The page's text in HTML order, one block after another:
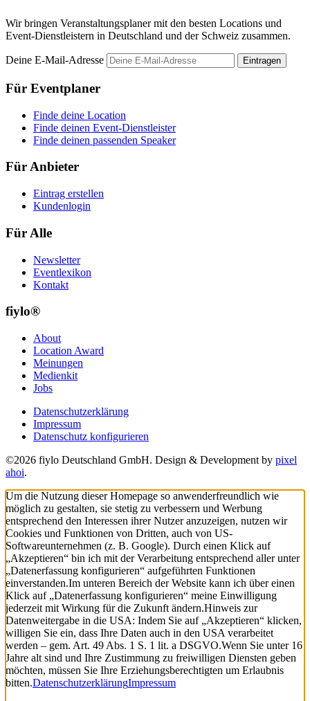
Wir bringen Veranstaltungsplaner mit den besten Locations und
Event-Dienstleistern in Deutschland und der Schweiz zusammen.
Deine E-Mail-Adresse Eintragen
Für Eventplaner
Finde deine Location
Finde deinen Event-Dienstleister
Finde deinen passenden Speaker
Für Anbieter
Eintrag erstellen
Kundenlogin
Für Alle
Newsletter
Eventlexikon
Kontakt
fiylo®
About
Location Award
Meinungen
Medienkit
Jobs
Datenschutzerklärung
Impressum
Datenschutz konfigurieren
©2026 fiylo Deutschland GmbH. Design & Development by pixel
ahoi.
Um die Nutzung dieser Homepage so anwenderfreundlich wie
möglich zu gestalten, sie stetig zu verbessern und Werbung
entsprechend den Interessen ihrer Nutzer anzuzeigen, nutzen wir
Cookies und Funktionen von Dritten, auch von US-
Softwareunternehmen (z. B. Google). Durch einen Klick auf
„Akzeptieren“ bin ich mit der Verarbeitung entsprechend aller unter
„Datenerfassung konfigurieren“ aufgeführten Funktionen
einverstanden.Im unteren Bereich der Website kann ich über einen
Klick auf „Datenerfassung konfigurieren“ meine Einwilligung
jederzeit mit Wirkung für die Zukunft ändern.Hinweis zur
Datenweitergabe in die USA: Indem Sie auf „Akzeptieren“ klicken,
willigen Sie ein, dass Ihre Daten auch in den USA verarbeitet
werden – gem. Art. 49 Abs. 1 S. 1 lit. a DSGVO.Wenn Sie unter 16
Jahre alt sind und Ihre Zustimmung zu freiwilligen Diensten geben
möchten, müssen Sie Ihre Erziehungsberechtigten um Erlaubnis
bitten.DatenschutzerklärungImpressum